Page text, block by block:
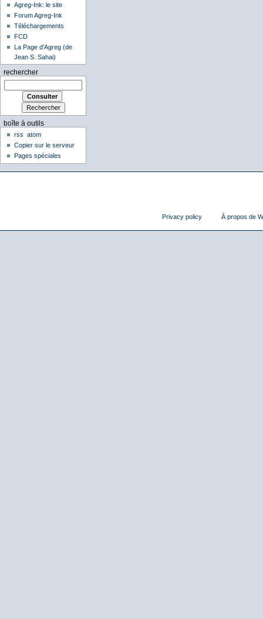
Agreg-Ink: le site
Forum Agreg-Ink
Téléchargements
FCD
La Page d'Agreg (de
Jean S. Sahai)
rechercher
boîte à outils
rss
atom
Copier sur le serveur
Pages spéciales
Privacy policy À propos de